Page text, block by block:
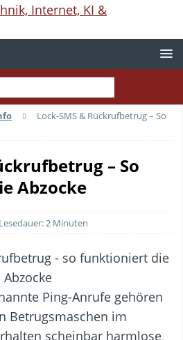
Lock-SMS & Rückrufbetrug – So
– So
Abzocke
Lesedauer: 2 Minuten
Ping-Anrufe gehören
Betrugsmaschen im
scheinbar harmlose